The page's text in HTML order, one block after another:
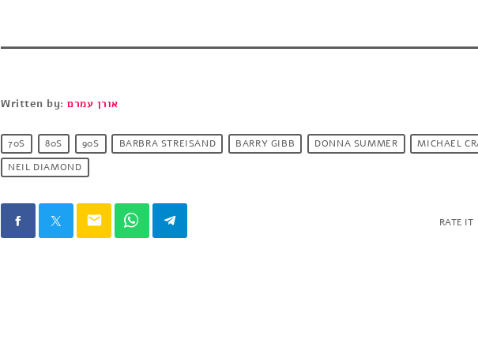
Written by:אורן עמרם
70S 80S 90S BARBRA STREISAND BARRY GIBB DONNA SUMMER
MICHAEL
NEIL DIAMOND
email RATE IT